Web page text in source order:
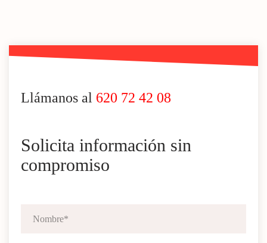
Llámanos al 620 72 42 08
Solicita información sin
compromiso